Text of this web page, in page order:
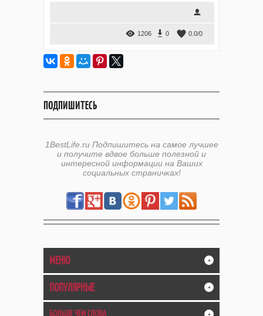
1206 0 0.0/0
ПОДПИШИТЕСЬ
1BestLife.ru Подпишитесь на самое лучшее
и получите вдвое больше полезной и
интересной информации на Ваших
социальных страничках!
МЕНЮ +
ПОПУЛЯРНЫЕ +
БОЛЬШЕ ЧЕМ СЛОВА +